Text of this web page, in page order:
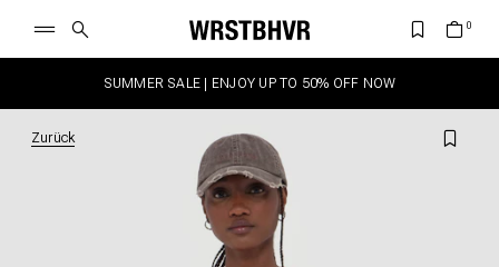
SUMMER SALE | ENJOY UP TO 50% OFF NOW
Zurück